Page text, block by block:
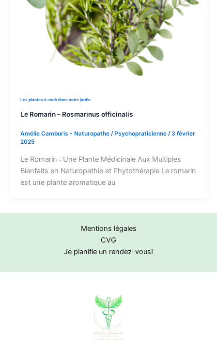
Les plantes à avoir dans votre jardin
Le Romarin – Rosmarinus officinalis
Amélie Camburis - Naturopathe / Psychopraticienne /3 février
2025
Le Romarin : Une Plante Médicinale Aux Multiples
Bienfaits en Naturopathie et Phytothérapie Le romarin
est une plante aromatique au
Mentions légales
CVG
Je planifie un rendez-vous!